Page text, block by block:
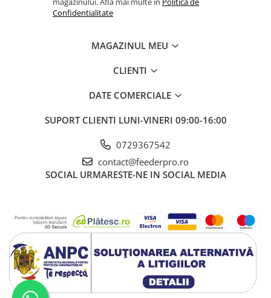
Confidentialitate
MAGAZINUL MEU
CLIENTI
DATE COMERCIALE
SUPORT CLIENTI LUNI-VINERI 09:00-16:00
0729367542
contact@feederpro.ro
SOCIAL URMARESTE-NE IN SOCIAL MEDIA